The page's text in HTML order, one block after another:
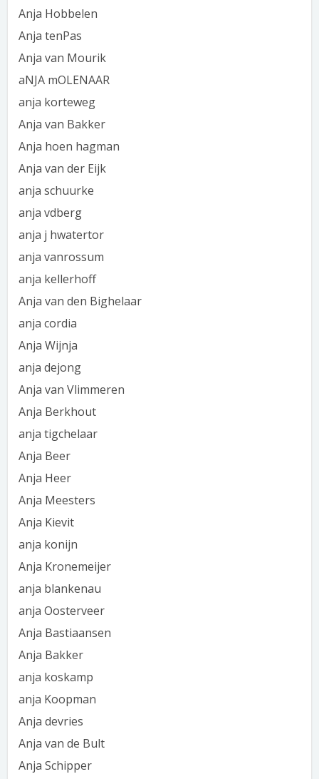
Anja Hobbelen
Anja tenPas
Anja van Mourik
aNJA mOLENAAR
anja korteweg
Anja van Bakker
Anja hoen hagman
Anja van der Eijk
anja schuurke
anja vdberg
anja j hwatertor
anja vanrossum
anja kellerhoff
Anja van den Bighelaar
anja cordia
Anja Wijnja
anja dejong
Anja van Vlimmeren
Anja Berkhout
anja tigchelaar
Anja Beer
Anja Heer
Anja Meesters
Anja Kievit
anja konijn
Anja Kronemeijer
anja blankenau
anja Oosterveer
Anja Bastiaansen
Anja Bakker
anja koskamp
anja Koopman
Anja devries
Anja van de Bult
Anja Schipper